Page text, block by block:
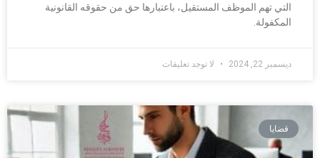
التي تهم الموظف المستقيل، باعتبارها حق من حقوقه القانونية
المكفولة.
ديسمبر 22, 2024 لا توجد تعليقات
قضايا